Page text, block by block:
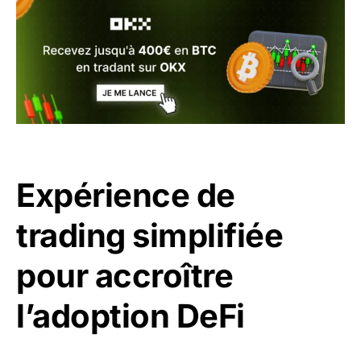
Expérience de
trading simplifiée
pour accroître
l’adoption DeFi